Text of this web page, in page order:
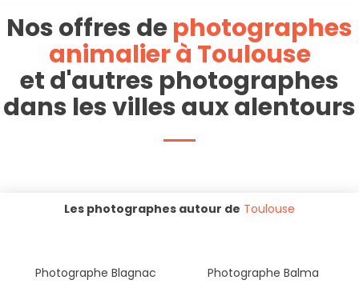
Nos offres dephotographes
animalier à Toulouse
et d'autres photographes
dans les villes aux alentours
Les photographes autour de Toulouse
Photographe Blagnac
Photographe Balma